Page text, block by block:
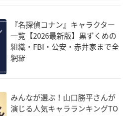
『名探偵コナン』キャラクター
一覧【2026最新版】黒ずくめの
組織・FBI・公安・赤井家まで全
網羅
みんなが選ぶ！山口勝平さんが
演じる人気キャラランキングTO